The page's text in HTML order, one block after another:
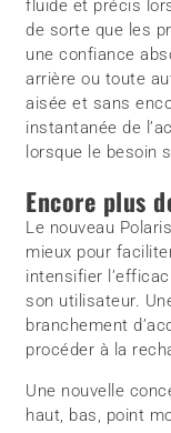
fluide et précis
de sorte que les
une confiance
arrière ou toute
aisée et sans
instantanée de
lorsque le besoin
Encore plus
Le nouveau
mieux pour
intensifier
son utilisateur.
branchement
procéder à la
Une nouvelle
haut, bas, point